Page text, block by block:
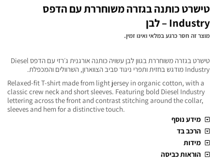
טישרט כותנה בגזרה משוחררת עם הדפס
Industry – לבן
מוצר זה חסר כרגע במלאי ואינו זמין.
טישרט בגזרה משוחררת בגוון לבן עשויה כותנה אורגנית ג׳רזי עם הדפס Diesel
Industry מודגש בחזית ותפרי ניגוד סביב הצווארון, השרוולים והמכפלת.
Relaxed-fit T-shirt made from light jersey in organic cotton, with a
classic crew neck and short sleeves. Featuring bold Diesel Industry
lettering across the front and contrast stitching around the collar,
sleeves and hem for a distinctive touch.
מידע נוסף
הרכב בד
מידות
הוראות כביסה